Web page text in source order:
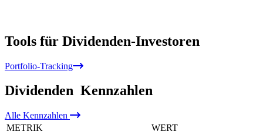
Tools für Dividenden-Investoren
Portfolio-Tracking
Dividenden Kennzahlen
Alle Kennzahlen
METRIK
WERT